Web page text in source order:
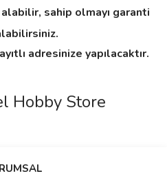
alabilir, sahip olmayı garanti
adresinize yapılacaktır.
Hobby Store
yorumu siz yapın!